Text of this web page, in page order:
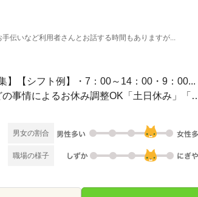
伝いなど利用者さんとお話する時間もありますが...
】【シフト例】・7：00～14：00・9：00...
●希望のお休みをご相談ください！●家庭などの事
男女の割合
職場の様子